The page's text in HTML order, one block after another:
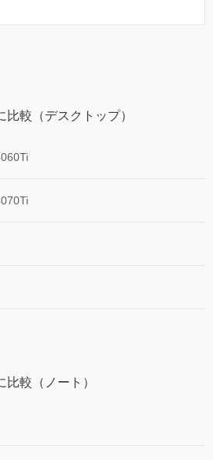
較（デスクトップ）
較（ノート）